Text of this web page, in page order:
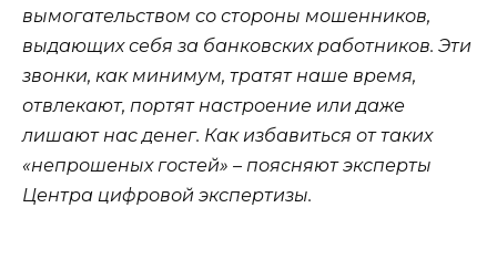
вымогательством со стороны мошенников,
выдающих себя за банковских работников. Эти
звонки, как минимум, тратят наше время,
отвлекают, портят настроение или даже
лишают нас денег. Как избавиться от таких
«непрошеных гостей» – поясняют эксперты
Центра цифровой экспертизы.